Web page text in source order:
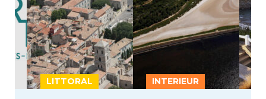
LITTORAL INTERIEUR